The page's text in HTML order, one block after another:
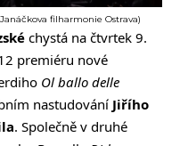
filharmonie Ostrava)
chystá na čtvrtek 9.
premiéru nové
Ol ballo delle
nastudování Jiřího
. Společně v druhé